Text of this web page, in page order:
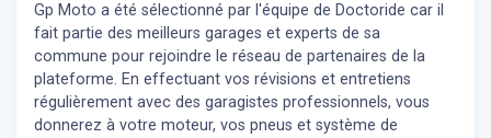
Gp Moto a été sélectionné par l'équipe de Doctoride car il
fait partie des meilleurs garages et experts de sa
commune pour rejoindre le réseau de partenaires de la
plateforme. En effectuant vos révisions et entretiens
régulièrement avec des garagistes professionnels, vous
donnerez à votre moteur, vos pneus et système de